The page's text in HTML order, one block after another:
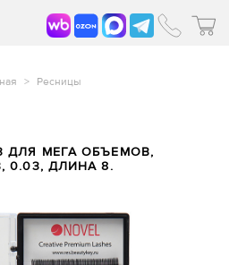
> Ресницы
ДЛЯ МЕГА ОБЪЕМОВ,
0.03, ДЛИНА 8.